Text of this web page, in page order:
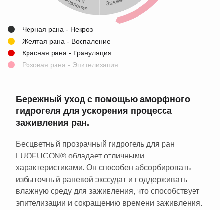
Черная рана - Некроз
Желтая рана - Воспаление
Красная рана - Грануляция
Розовая рана - Эпителизация
Бережный уход с помощью аморфного
гидрогеля для ускорения процесса
заживления ран.
Бесцветный прозрачный гидрогель для ран
LUOFUCON® обладает отличными
характеристиками. Он способен абсорбировать
избыточный раневой экссудат и поддерживать
влажную среду для заживления, что способствует
эпителизации и сокращению времени заживления.